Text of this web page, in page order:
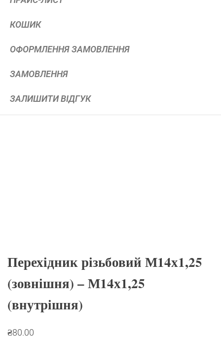
КОШИК
ОФОРМЛЕННЯ ЗАМОВЛЕННЯ
ЗАМОВЛЕННЯ
ЗАЛИШИТИ ВІДГУК
Перехідник різьбовий М14х1,25
(зовнішня) – М14х1,25
(внутрішня)
₴80.00